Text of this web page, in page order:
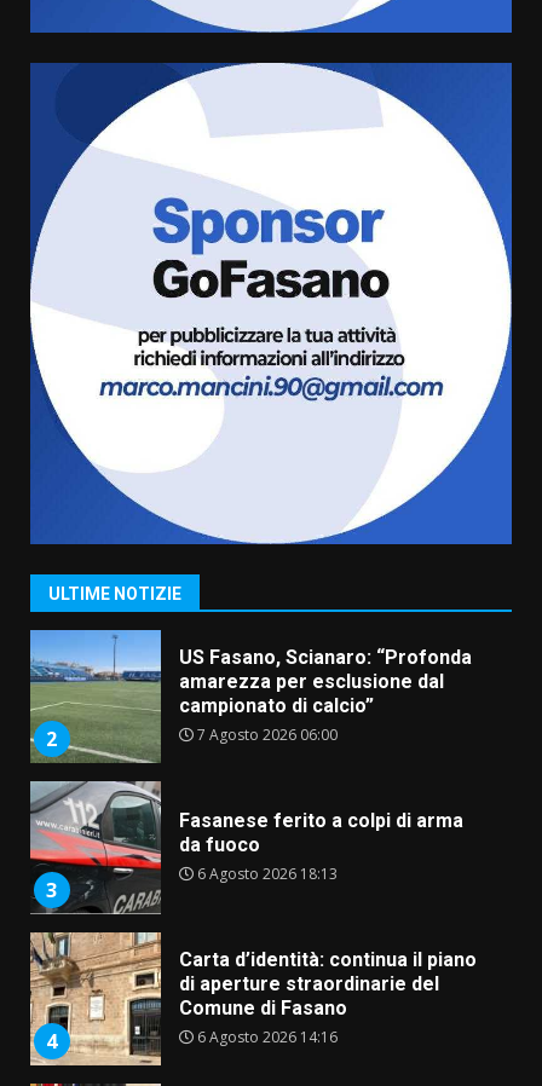
ULTIME NOTIZIE
Grazia Neglia, coordinatrice
cittadina di Fratelli d’Italia,
pronta a tornare in Consiglio
comunale
6 Agosto 2026 08:00
Cura dei beni comuni e
cittadinanza attiva: online
l’avviso per la gestione
condivisa della Villetta di
Laureto
La magia del Minareto e la prima
assoluta de “L’Albergo
Belvedere. Il rapimento”
6 Agosto 2026 06:15
1
“I Contestatori: Musica di
Rivoluzione”: nuovo
appuntamento con “Fasano in
2
US Fasano, Scianaro: “Profonda
amarezza per esclusione dal
campionato di calcio”
7 Agosto 2026 06:00
3
Fasanese ferito a colpi di arma
da fuoco
6 Agosto 2026 18:13
4
Carta d’identità: continua il piano
di aperture straordinarie del
Comune di Fasano
6 Agosto 2026 14:16